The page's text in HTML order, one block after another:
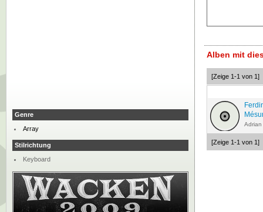
Alben mit
[Zeige 1-1 von 1]
Adrian
[Zeige 1-1 von 1]
Genre
Array
Stilrichtung
Keyboard